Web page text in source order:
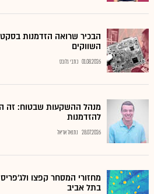
הבכיר שרואה הזדמנות
השווקים
01.08.2026 כתבי גלובס
מנהל ההשקעות שבטוח: זה
להזדמנות
28.07.2026 נתנאל אריאל
מחזורי המסחר קפצו
בתל אביב